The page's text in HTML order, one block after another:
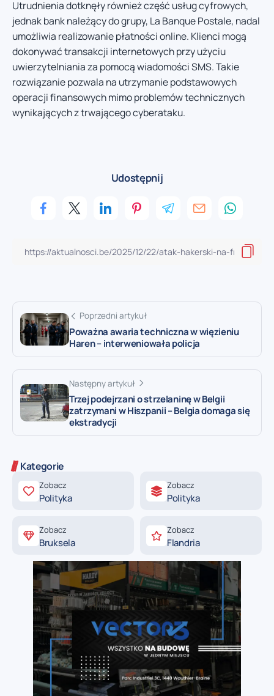
Utrudnienia dotknęły również część usług cyfrowych,
jednak bank należący do grupy, La Banque Postale, nadal
umożliwia realizowanie płatności online. Klienci mogą
dokonywać transakcji internetowych przy użyciu
uwierzytelniania za pomocą wiadomości SMS. Takie
rozwiązanie pozwala na utrzymanie podstawowych
operacji finansowych mimo problemów technicznych
wynikających z trwającego cyberataku.
Udostępnij
Poprzedni artykuł
Poważna awaria techniczna w więzieniu
Haren – interweniowała policja
Następny artykuł
Trzej podejrzani o strzelaninę w Belgii
zatrzymani w Hiszpanii – Belgia domaga się
ekstradycji
Kategorie
Zobacz
Polityka
Zobacz
Polityka
Zobacz
Bruksela
Zobacz
Flandria